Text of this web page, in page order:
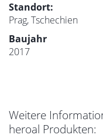
Standort:
Prag, Tschechien
Baujahr
2017
Weitere
heroal Produkten: